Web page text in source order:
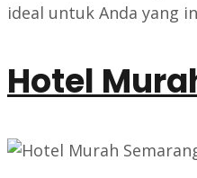
ideal untuk Anda yang
Hotel